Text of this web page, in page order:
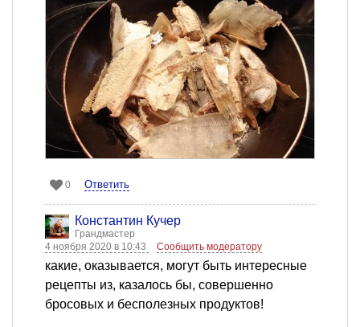
0 Ответить
Константин Кучер
Грандмастер
4 ноября 2020 в 10:43
Сообщить модератору
какие, оказывается, могут быть интересные
рецепты из, казалось бы, совершенно
бросовых и бесполезных продуктов!